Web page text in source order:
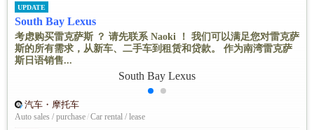
UPDATE
South Bay Lexus
考虑购买雷克萨斯 ？ 请先联系 Naoki ！ 我们可以满足您对雷克萨
斯的所有需求，从新车、二手车到租赁和贷款。 作为南湾雷克萨
斯日语销售...
汽车・摩托车
Auto sales / purchase/Car rental / lease